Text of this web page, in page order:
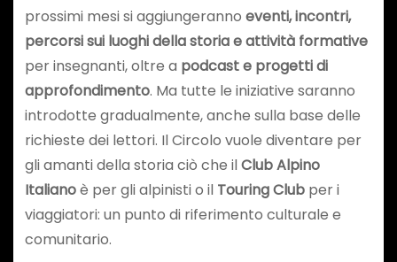
prossimi mesi si aggiungeranno eventi, incontri,
percorsi sui luoghi della storia e attività formative
per insegnanti, oltre a podcast e progetti di
approfondimento. Ma tutte le iniziative saranno
introdotte gradualmente, anche sulla base delle
richieste dei lettori. Il Circolo vuole diventare per
gli amanti della storia ciò che ilClub Alpino
Italianoè per gli alpinisti o il Touring Clubper i
viaggiatori: un punto di riferimento culturale e
comunitario.